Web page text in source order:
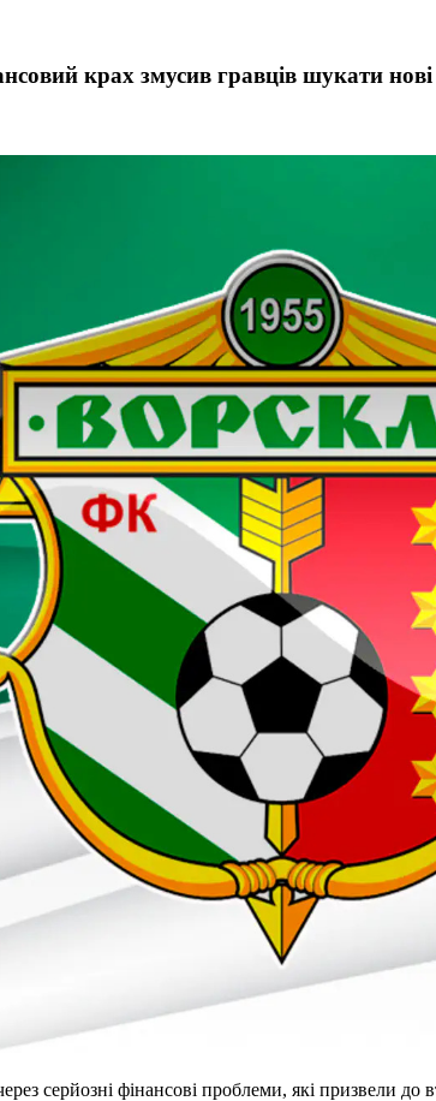
крах змусив гравців шукати
серйозні фінансові проблеми, які призвели до